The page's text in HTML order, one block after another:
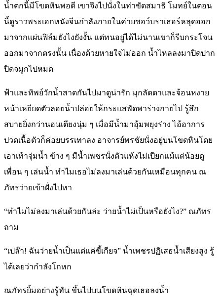
น้ำตกนี้มีโขดหินพอดี เขาจึงไปนั่งในท่าขัดสมาธิ โมทย์ในตอน
นี้ดูราวพระเอกหนังจีนกำลังภายในค่ายชอว์บราเธอร์หลุดออก
มาจากแผ่นฟิล์มยังไงยังงั้น แต่ทนอยู่ได้ไม่นานเขาก็รีบกระโจน
ออกมาจากตรงนั้น เนื่องด้วยหายใจไม่ออก น้ำไหลลงมาปิดปาก
ปิดจมูกไปหมด
ฟ้าและทิพย์วักน้ำสาดกันไปมาดูน่ารัก มุกลัดดาและจ้อนหงาย
หน้าเหยียดตัวลอยน้ำปล่อยให้กระแสพัดพาร่างกายไป รู้สึก
สบายยิ่งกว่านอนเตียงนุ่ม ๆ เมื่อมีน้ำมาอุ้มพยุงร่าง ไอ้อาการ
ปวดเนื้อตัวก็ค่อยบรรเทาลง อาจารย์พรชัยนั่งอยู่บนโขดหินโดย
เอาเท้าจุ่มน้ำ ข้าง ๆ มีน้ำเพชรนั่งตัวแห้งไม่เปียกแม้แต่น้อยดู
เพื่อน ๆ เล่นน้ำ ทำไมเธอไม่ลงมาเล่นด้วยกันเหมือนทุกคน ณ
ภัทรว่ายเข้าฝั่งไปหา
“ทำไมไม่ลงมาเล่นด้วยกันล่ะ ว่ายน้ำไม่เป็นหรือยังไง?” ณภัทร
ถาม
“เปล๊า! ฉันว่ายน้ำเป็นแต่แค่ขี้เกียจ” น้ำเพชรปฏิเสธน้ำเสียงสูง รู้
ได้เลยว่ากำลังโกหก
ณภัทรยิ้มอย่างรู้ทัน ขึ้นไปบนโขดหินฉุดเธอลงน้ำ